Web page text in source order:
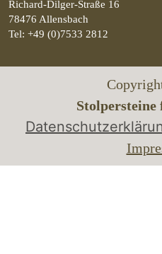
Richard-Dilger-Straße 16
78476 Allensbach
Tel: +49 (0)7533 2812